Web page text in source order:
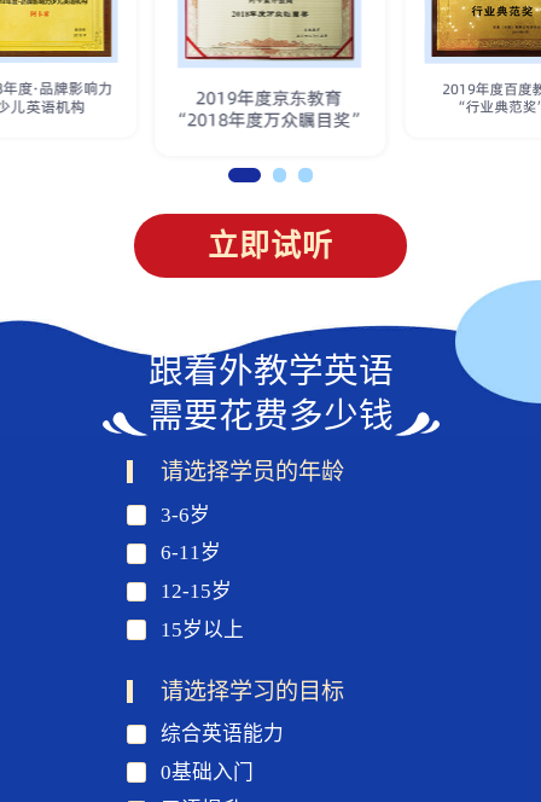
立即试听
跟着外教学英语
需要花费多少钱
请选择学员的年龄
3-6岁
6-11岁
12-15岁
15岁以上
请选择学习的目标
综合英语能力
0基础入门